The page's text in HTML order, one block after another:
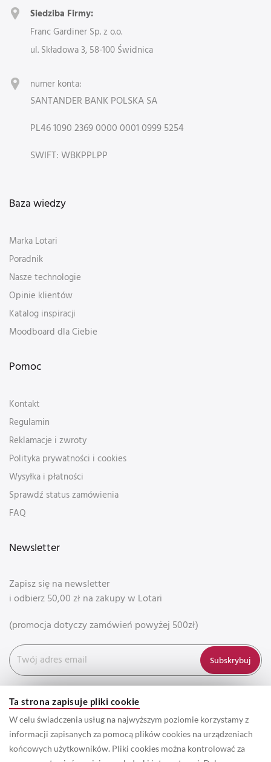
Ta strona zapisuje pliki cookie
W celu świadczenia usług na najwyższym poziomie korzystamy z
informacji zapisanych za pomocą plików cookies na urządzeniach
końcowych użytkowników. Pliki cookies można kontrolować za
Siedziba Firmy:
Franc Gardiner Sp. z o.o.
ul. Składowa 3, 58-100 Świdnica
numer konta:
SANTANDER BANK POLSKA SA
PL46 1090 2369 0000 0001 0999 5254
SWIFT: WBKPPLPP
Baza wiedzy
Marka Lotari
Poradnik
Nasze technologie
Opinie klientów
Katalog inspiracji
Moodboard dla Ciebie
Pomoc
Kontakt
Regulamin
Reklamacje i zwroty
Polityka prywatności i cookies
Wysyłka i płatności
Sprawdź status zamówienia
FAQ
Newsletter
Zapisz się na newsletter
i odbierz 50,00 zł na zakupy w Lotari
(promocja dotyczy zamówień powyżej 500zł)
Subskrybuj